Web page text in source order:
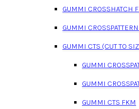
GUMMI CROSSHATCH
GUMMI
GUMMI CTS (CUT TO
GUMMI
GUMMI
GUMMI CTS FKM